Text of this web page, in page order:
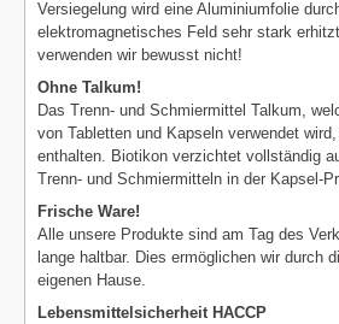
Versiegelung wird eine Aluminiumfolie
elektromagnetisches Feld sehr stark
verwenden wir bewusst nicht!
Ohne Talkum!
Das Trenn- und Schmiermittel Talkum,
von Tabletten und Kapseln verwendet
enthalten. Biotikon verzichtet vollständig
Trenn- und Schmiermitteln in der Kapsel-
Frische Ware!
Alle unsere Produkte sind am Tag des
lange haltbar. Dies ermöglichen wir durch
eigenen Hause.
Lebensmittelsicherheit HACCP